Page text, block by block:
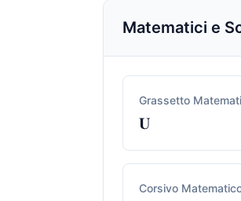
Matematici e
Grassetto
𝐔
Corsivo